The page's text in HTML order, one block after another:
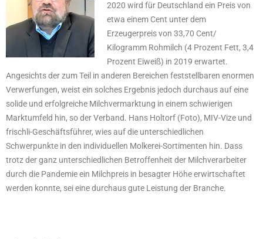
2020 wird für Deutschland ein Preis von
etwa einem Cent unter dem
Erzeugerpreis von 33,70 Cent/
Kilogramm Rohmilch (4 Prozent Fett, 3,4
Prozent Eiweiß) in 2019 erwartet.
Angesichts der zum Teil in anderen Bereichen feststellbaren enormen
Verwerfungen, weist ein solches Ergebnis jedoch durchaus auf eine
solide und erfolgreiche Milchvermarktung in einem schwierigen
Marktumfeld hin, so der Verband. Hans Holtorf (Foto), MIV-Vize und
frischli-Geschäftsführer, wies auf die unterschiedlichen
Schwerpunkte in den individuellen Molkerei-Sortimenten hin. Dass
trotz der ganz unterschiedlichen Betroffenheit der Milchverarbeiter
durch die Pandemie ein Milchpreis in besagter Höhe erwirtschaftet
werden konnte, sei eine durchaus gute Leistung der Branche.